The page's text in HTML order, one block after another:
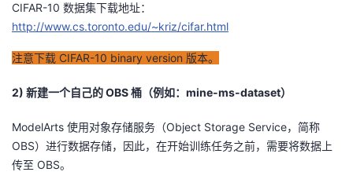
堂
课
的
我
我
术
云
CIFAR-10 数据集下载地址：
http://www.cs.toronto.edu/~kriz/cifar.html
注意下载 CIFAR-10 binary version 版本。
2) 新建一个自己的 OBS 桶（例如：mine-ms-dataset）
ModelArts 使用对象存储服务（Object Storage Service，简称
OBS）进行数据存储，因此，在开始训练任务之前，需要将数据上
传至 OBS。